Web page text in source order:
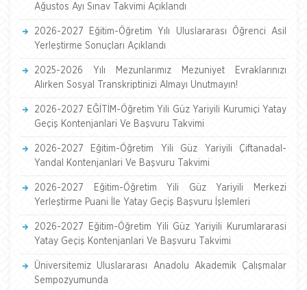
Ağustos Ayı Sınav Takvimi Açıklandı
2026-2027 Eğitim-Öğretim Yılı Uluslararası Öğrenci Asil
Yerleştirme Sonuçları Açıklandı
2025-2026 Yılı Mezunlarımız Mezuniyet Evraklarınızı
Alırken Sosyal Transkriptinizi Almayı Unutmayın!
2026-2027 EĞİTİM-Öğretim Yili Güz Yariyili Kurumiçi Yatay
Geçiş Kontenjanlari Ve Başvuru Takvimi
2026-2027 Eğitim-Öğretim Yili Güz Yariyili Çiftanadal-
Yandal Kontenjanlari Ve Başvuru Takvimi
2026-2027 Eğitim-Öğretim Yili Güz Yariyili Merkezi
Yerleştirme Puani İle Yatay Geçiş Başvuru İşlemleri
2026-2027 Eğitim-Öğretim Yili Güz Yariyili Kurumlararasi
Yatay Geçiş Kontenjanlari Ve Başvuru Takvimi
Üniversitemiz Uluslararası Anadolu Akademik Çalışmalar
Sempozyumunda